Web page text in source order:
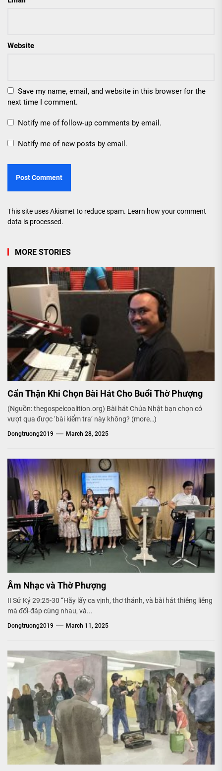
Website
Save my name, email, and website in this browser for the
next time I comment.
Notify me of follow-up comments by email.
Notify me of new posts by email.
This site uses Akismet to reduce spam. Learn how your comment
data is processed.
MORE STORIES
Cẩn Thận Khi Chọn Bài Hát Cho Buổi Thờ Phượng
(Nguồn: thegospelcoalition.org) Bài hát Chúa Nhật bạn chọn có
vượt qua được ‘bài kiểm tra’ này không? (more…)
Dongtruong2019 March 28, 2025
Âm Nhạc và Thờ Phượng
II Sử Ký 29:25-30 “Hãy lấy ca vịnh, thơ thánh, và bài hát thiêng liêng
mà đối-đáp cùng nhau, và...
Dongtruong2019 March 11, 2025